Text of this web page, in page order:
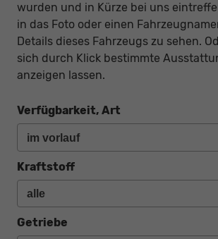
wurden und in Kürze bei uns
in das Foto oder einen
Details dieses Fahrzeugs zu sehen.
sich durch Klick bestimmte
anzeigen lassen.
Verfügbarkeit, Art
Kraftstoff
Getriebe